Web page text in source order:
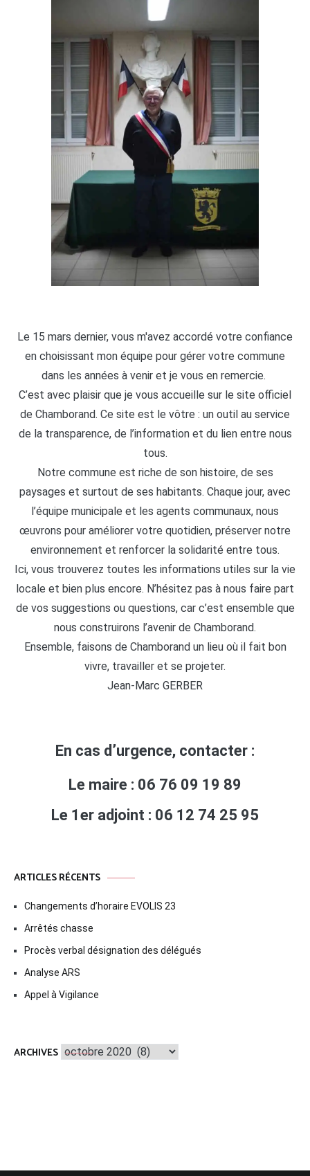
Le 15 mars dernier, vous m'avez accordé votre confiance
en choisissant mon équipe pour gérer votre commune
dans les années à venir et je vous en remercie.
C’est avec plaisir que je vous accueille sur le site officiel
de Chamborand. Ce site est le vôtre : un outil au service
de la transparence, de l’information et du lien entre nous
tous.
Notre commune est riche de son histoire, de ses
paysages et surtout de ses habitants. Chaque jour, avec
l’équipe municipale et les agents communaux, nous
œuvrons pour améliorer votre quotidien, préserver notre
environnement et renforcer la solidarité entre tous.
Ici, vous trouverez toutes les informations utiles sur la vie
locale et bien plus encore. N’hésitez pas à nous faire part
de vos suggestions ou questions, car c’est ensemble que
nous construirons l’avenir de Chamborand.
Ensemble, faisons de Chamborand un lieu où il fait bon
vivre, travailler et se projeter.
Jean-Marc GERBER
En cas d’urgence, contacter :
Le maire : 06 76 09 19 89
Le 1er adjoint : 06 12 74 25 95
ARTICLES RÉCENTS
Changements d’horaire EVOLIS 23
Arrêtés chasse
Procès verbal désignation des délégués
Analyse ARS
Appel à Vigilance
ARCHIVES Archives